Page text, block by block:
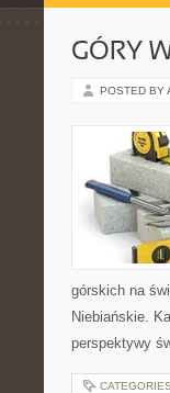
GÓRY
POSTED BY
górskich na
Niebiańskie.
perspektywy